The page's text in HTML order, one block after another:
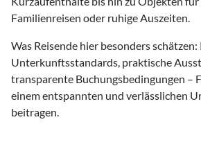
Familienreisen oder ruhige Auszeiten.
Was Reisende hier besonders
Unterkunftsstandards, praktische
transparente Buchungsbedingungen –
einem entspannten und verlässlichen
beitragen.